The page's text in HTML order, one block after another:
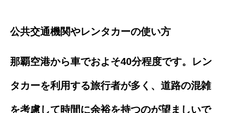
公共交通機関やレンタカーの使い方
那覇空港から車でおよそ40分程度です。レン
タカーを利用する旅行者が多く、道路の混雑
を考慮して時間に余裕を持つのが望ましいで